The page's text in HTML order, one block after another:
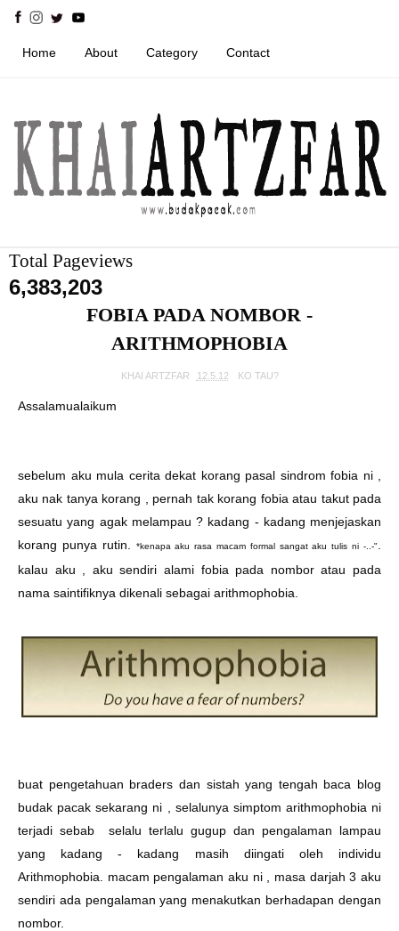
Home About Category Contact
Total Pageviews
6,383,203
FOBIA PADA NOMBOR -
ARITHMOPHOBIA
KHAI ARTZFAR 12.5.12 KO TAU?
Assalamualaikum
sebelum aku mula cerita dekat korang pasal sindrom fobia ni ,
aku nak tanya korang , pernah tak korang fobia atau takut pada
sesuatu yang agak melampau ? kadang - kadang menjejaskan
korang punya rutin.
*kenapa aku rasa macam formal sangat aku tulis ni -..-"
kalau aku , aku sendiri alami fobia pada nombor atau pada
nama saintifiknya dikenali sebagai arithmophobia.
buat pengetahuan braders dan sistah yang tengah baca blog
budak pacak sekarang ni , selalunya simptom arithmophobia ni
terjadi sebab selalu terlalu gugup dan pengalaman lampau
yang kadang - kadang masih diingati oleh individu
Arithmophobia. macam pengalaman aku ni , masa darjah 3 aku
sendiri ada pengalaman yang menakutkan berhadapan dengan
nombor.